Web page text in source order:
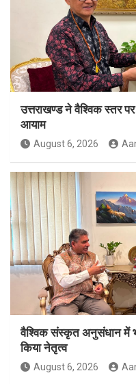
उत्तराखण्ड ने वैश्विक स्तर
आयाम
August 6, 2026
वैश्विक संस्कृत अनुसंधान में
किया नेतृत्व
August 6, 2026